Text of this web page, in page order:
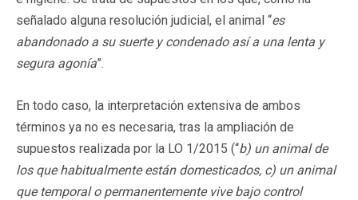
señalado alguna resolución judicial, el animal “es
abandonado a su suerte y condenado así a una lenta y
segura agonía”.
En todo caso, la interpretación extensiva de ambos
términos ya no es necesaria, tras la ampliación de
supuestos realizada por la LO 1/2015 (“b) un animal de
los que habitualmente están domesticados, c) un animal
que temporal o permanentemente vive bajo control